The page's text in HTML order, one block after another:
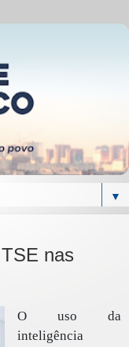
▼
nas
O uso da
inteligência